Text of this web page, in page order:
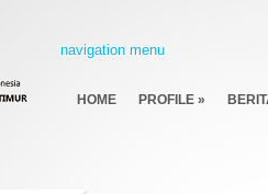
navigation menu
HOME PROFILE »